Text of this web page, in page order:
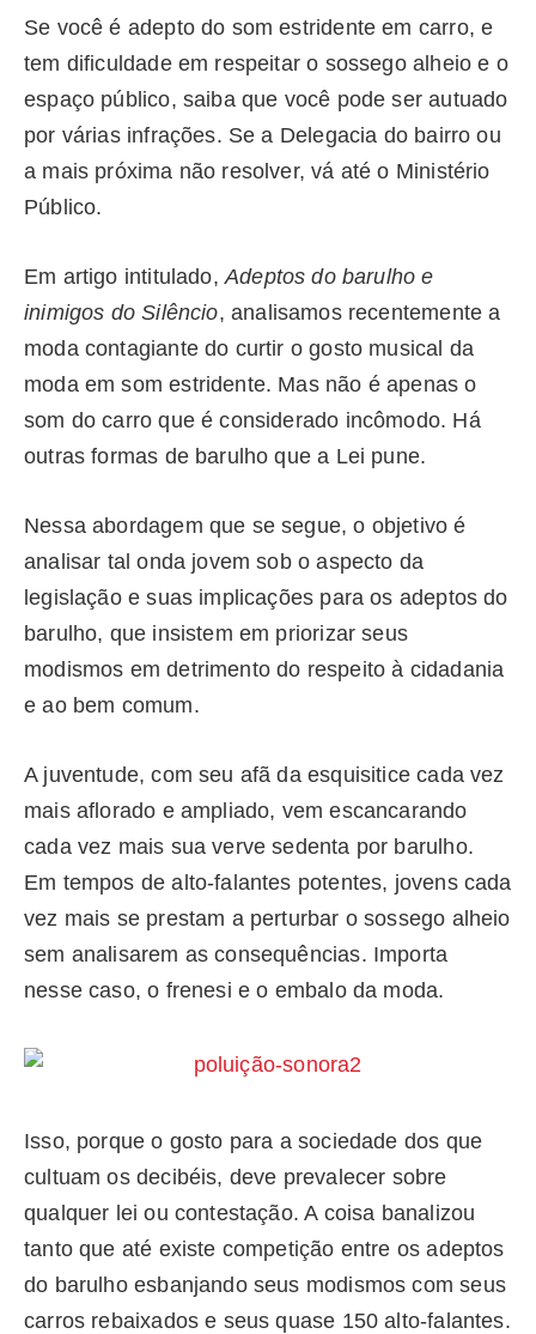
Se você é adepto do som estridente em carro, e
tem dificuldade em respeitar o sossego alheio e o
espaço público, saiba que você pode ser autuado
por várias infrações. Se a Delegacia do bairro ou
a mais próxima não resolver, vá até o Ministério
Público.
Em artigo intitulado,Adeptos do barulho e
inimigos do Silêncio, analisamos recentemente a
moda contagiante do curtir o gosto musical da
moda em som estridente. Mas não é apenas o
som do carro que é considerado incômodo. Há
outras formas de barulho que a Lei pune.
Nessa abordagem que se segue, o objetivo é
analisar tal onda jovem sob o aspecto da
legislação e suas implicações para os adeptos do
barulho, que insistem em priorizar seus
modismos em detrimento do respeito à cidadania
e ao bem comum.
A juventude, com seu afã da esquisitice cada vez
mais aflorado e ampliado, vem escancarando
cada vez mais sua verve sedenta por barulho.
Em tempos de alto-falantes potentes, jovens cada
vez mais se prestam a perturbar o sossego alheio
sem analisarem as consequências. Importa
nesse caso, o frenesi e o embalo da moda.
Isso, porque o gosto para a sociedade dos que
cultuam os decibéis, deve prevalecer sobre
qualquer lei ou contestação. A coisa banalizou
tanto que até existe competição entre os adeptos
do barulho esbanjando seus modismos com seus
carros rebaixados e seus quase 150 alto-falantes.